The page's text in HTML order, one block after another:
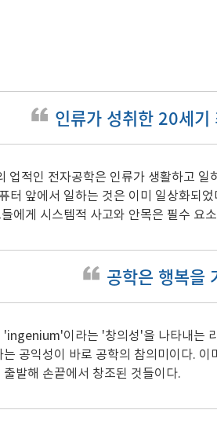
인류가 성취한 20세
업적인 전자공학은 인류가 생활하고
터 앞에서 일하는 것은 이미 일상화되
에게 시스템적 사고와 안목은 필수 요
공학은 행복을
'ingenium'이라는 '창의성'을 나타내는
공익성이 바로 공학의 참의미이다.
발해 손끝에서 창조된 것들이다.